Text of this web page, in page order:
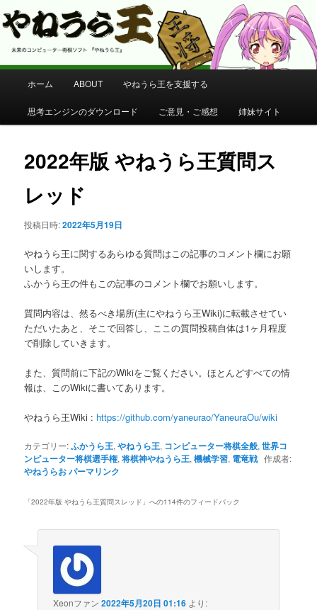
やねうら王 公式サイト
コンピューター将棋 やねうら王 公式サイト
メ
メ
イ
ン
へ
動
ホーム ABOUT やねうら王を支援する
思考エンジンのダウンロード ご意見・ご感想 姉妹サイト
2022年版 やねうら王質問ス
レッド
投稿日時:2022年5月19日
やねうら王に関するあらゆる質問はこの記事のコメント欄にお願
いします。
ふかうら王の件もこの記事のコメント欄でお願いします。
質問内容は、然るべき場所(主にやねうら王Wiki)に転載させてい
ただいたあと、そこで回答し、ここの質問投稿自体は1ヶ月程度
で削除していきます。
また、質問前に下記のWikiをご覧ください。ほとんどすべての情
報は、このWikiに書いてあります。
やねうら王Wiki : https://github.com/yaneurao/YaneuraOu/wiki
カテゴリー:ふかうら王,やねうら王, コンピューター将棋全般,世界コ
ンピューター将棋選手権,将棋神やねうら王,機械学習, 電竜戦 作成者:
やねうらおパーマリンク
「2022年版 やねうら王質問スレッド 」への114件のフィードバック
Xeonファン 2022年5月20日 01:16 より: